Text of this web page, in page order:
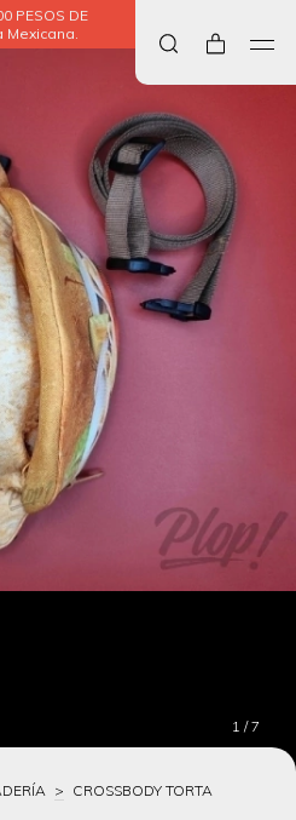
PESOS DE
Mexicana.
1 /7
> CROSSBODY TORTA